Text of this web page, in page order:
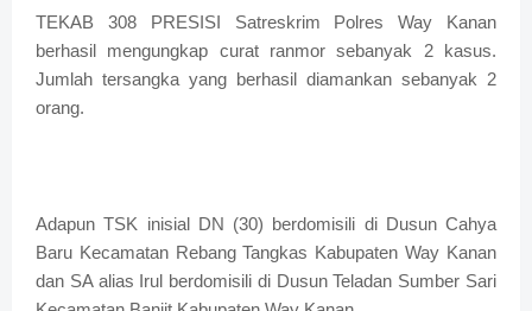
TEKAB 308 PRESISI Satreskrim Polres Way Kanan
berhasil mengungkap curat ranmor sebanyak 2 kasus.
Jumlah tersangka yang berhasil diamankan sebanyak 2
orang.
Adapun TSK inisial DN (30) berdomisili di Dusun Cahya
Baru Kecamatan Rebang Tangkas Kabupaten Way Kanan
dan SA alias Irul berdomisili di Dusun Teladan Sumber Sari